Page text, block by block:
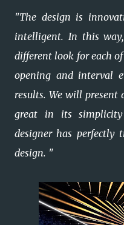
"The design is
intelligent. In this
different look for each
opening and interval
results. We will present
great in its
designer has perfectly
design. "